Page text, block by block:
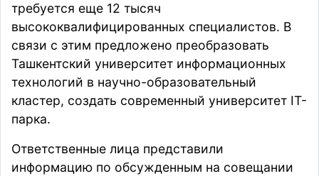
требуется еще 12 тысяч
высококвалифицированных специалистов. В
связи с этим предложено преобразовать
Ташкентский университет информационных
технологий в научно-образовательный
кластер, создать современный университет IT-
парка.
Ответственные лица представили
информацию по обсужденным на совещании